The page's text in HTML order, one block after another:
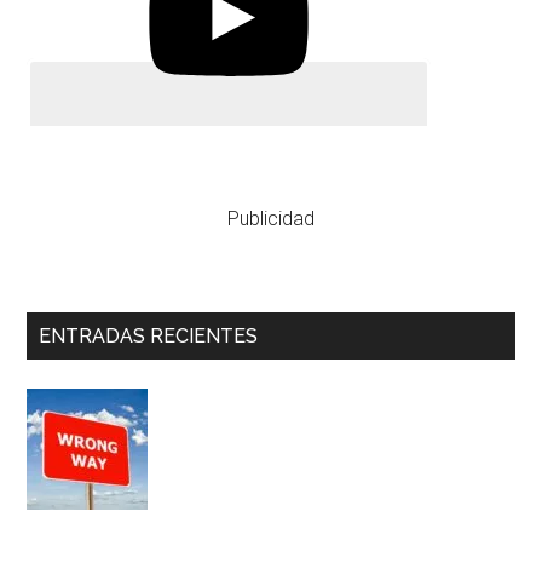
Publicidad
ENTRADAS RECIENTES